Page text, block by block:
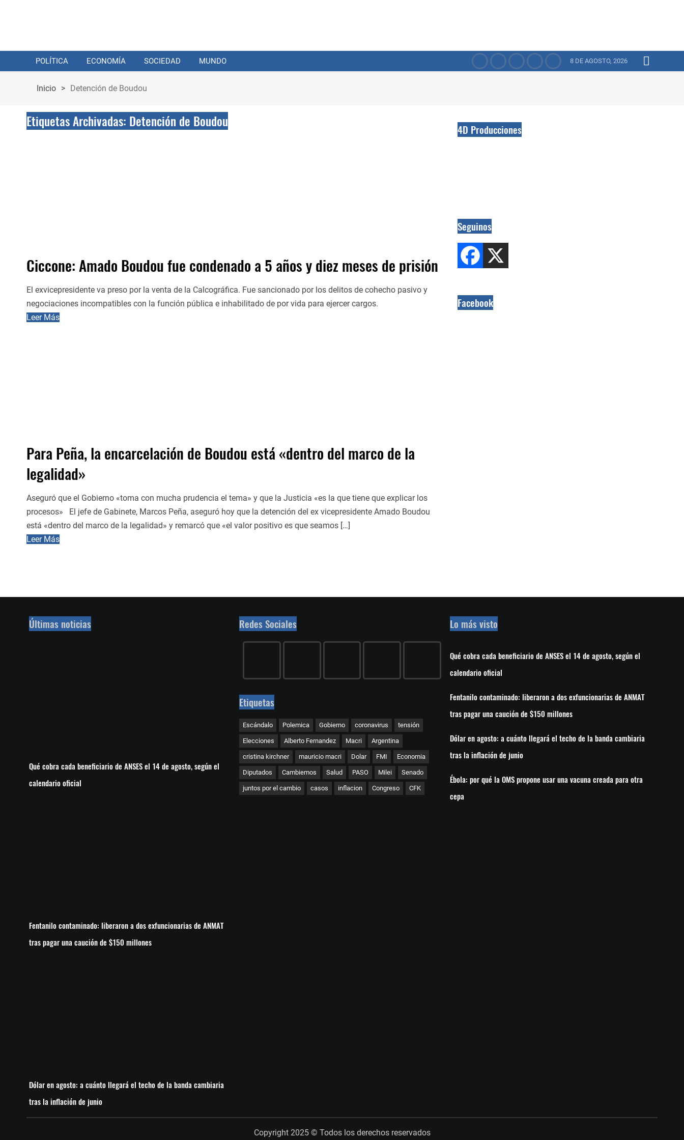
POLÍTICA ECONOMÍA SOCIEDAD MUNDO 8 DE AGOSTO, 2026
Inicio > Detención de Boudou
Etiquetas Archivadas: Detención de Boudou
Ciccone: Amado Boudou fue condenado a 5 años y diez meses de prisión
El exvicepresidente va preso por la venta de la Calcográfica. Fue sancionado por los delitos de cohecho pasivo y
negociaciones incompatibles con la función pública e inhabilitado de por vida para ejercer cargos.
Leer Más
Para Peña, la encarcelación de Boudou está «dentro del marco de la
legalidad»
Aseguró que el Gobierno «toma con mucha prudencia el tema» y que la Justicia «es la que tiene que explicar los
procesos» El jefe de Gabinete, Marcos Peña, aseguró hoy que la detención del ex vicepresidente Amado Boudou
está «dentro del marco de la legalidad» y remarcó que «el valor positivo es que seamos […]
Leer Más
4D Producciones
Seguinos
Facebook
Últimas noticias
Qué cobra cada beneficiario de ANSES el 14 de agosto, según el
calendario oficial
Fentanilo contaminado: liberaron a dos exfuncionarias de ANMAT
tras pagar una caución de $150 millones
Dólar en agosto: a cuánto llegará el techo de la banda cambiaria
tras la inflación de junio
Redes Sociales
Etiquetas
Escándalo Polemica Gobierno coronavirus tensión
Elecciones Alberto Fernandez Macri Argentina
cristina kirchner mauricio macri Dolar FMI Economia
Diputados Cambiemos Salud PASO Milei Senado
juntos por el cambio casos inflacion Congreso CFK
Lo más visto
Qué cobra cada beneficiario de ANSES el 14 de agosto, según el
calendario oficial
Fentanilo contaminado: liberaron a dos exfuncionarias de ANMAT
tras pagar una caución de $150 millones
Dólar en agosto: a cuánto llegará el techo de la banda cambiaria
tras la inflación de junio
Ébola: por qué la OMS propone usar una vacuna creada para otra
cepa
Copyright 2025 © Todos los derechos reservados